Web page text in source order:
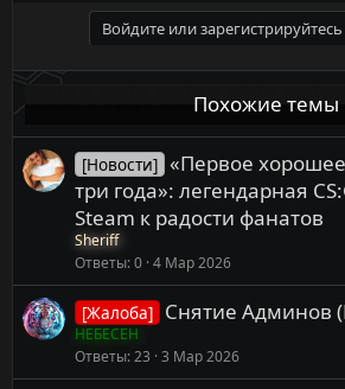
Войдите или
Похожие темы
[Новости] «Первое
три года»: легендарная
Steam к радости фанатов
Sheriff
Ответы 0 4 Мар 2026
[Жалоба] Снятие Админов
НЕБЕСЕН
Ответы 23 3 Мар 2026